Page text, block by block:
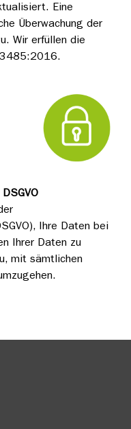
Eine
Überwachung der
Wir erfüllen die
Ihre Daten bei
Ihrer Daten zu
mit sämtlichen